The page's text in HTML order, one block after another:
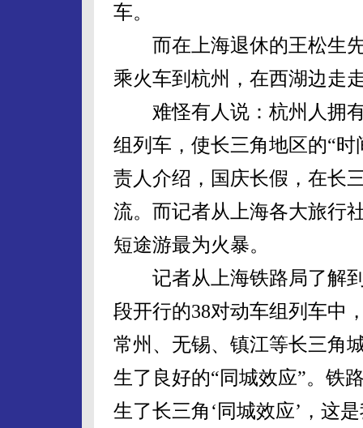
车。
而在上海退休的王松生先
乘火车到杭州，在西湖边走
难怪有人说：杭州人拥有
组列车，使长三角地区的“
责人介绍，国庆长假，在长
流。而记者从上海各大旅行
短途游最为火暴。
记者从上海铁路局了解到
段开行的38对动车组列车中
常州、无锡、镇江等长三角
生了良好的“同城效应”。铁
生了长三角‘同城效应’，这